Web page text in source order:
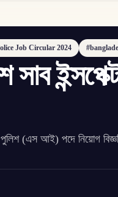
Job Circular 2024
সাব
পুলিশ (এস আই) পদে নিয়োগ